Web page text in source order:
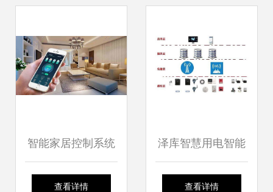
智能家居控制系统
设计原则与集成方
查看详情
泽库智慧用电智能
监控系统 打造安全
查看详情